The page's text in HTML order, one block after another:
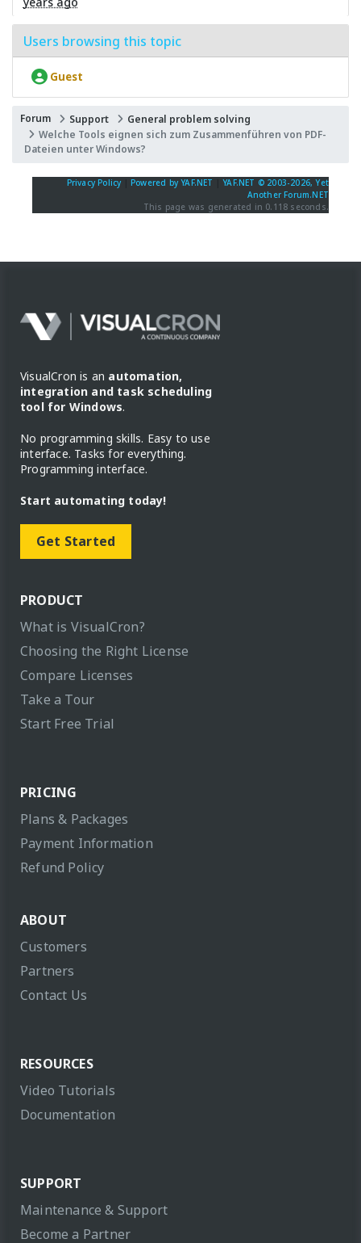
Users browsing this topic
Guest
Forum Support
General problem solving
Welche Tools eignen sich zum Zusammenführen von PDF-
Dateien unter Windows?
Privacy Policy Powered by YAF.NET |YAF.NET © 2003-2026, Yet
Another Forum.NET
This page was generated in 0.118 seconds.
VisualCron is an automation,
integration and task scheduling
tool for Windows.
No programming skills. Easy to use
interface. Tasks for everything.
Programming interface.
Start automating today!
Get Started
PRODUCT
What is VisualCron?
Choosing the Right License
Compare Licenses
Take a Tour
Start Free Trial
PRICING
Plans & Packages
Payment Information
Refund Policy
ABOUT
Customers
Partners
Contact Us
RESOURCES
Video Tutorials
Documentation
SUPPORT
Maintenance & Support
Become a Partner